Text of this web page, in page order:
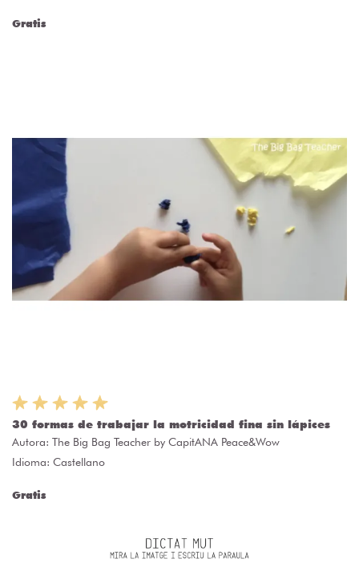
Gratis
30 formas de trabajar la motricidad fina sin lápices
Autora: The Big Bag Teacher by CapitANA Peace&Wow
Idioma: Castellano
Gratis